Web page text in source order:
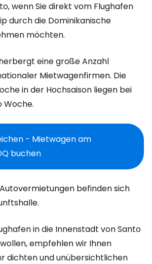
wenn Sie direkt vom Flughafen
durch die Dominikanische
möchten.
eine große Anzahl
Mietwagenfirmen. Die
in der Hochsaison liegen bei
Woche.
- Mietwagen am
buchen
befinden sich
in die Innenstadt von Santo
empfehlen wir Ihnen
dichten und unübersichtlichen